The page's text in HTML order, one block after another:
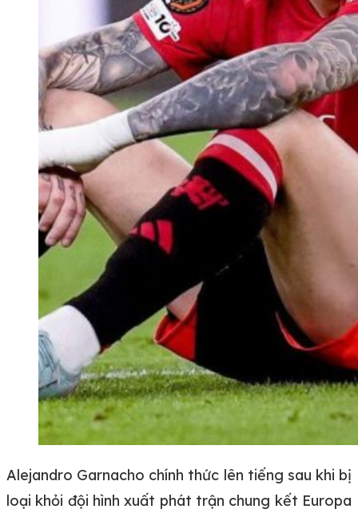
Alejandro Garnacho chính thức lên tiếng sau khi bị
loại khỏi đội hình xuất phát trận chung kết Europa